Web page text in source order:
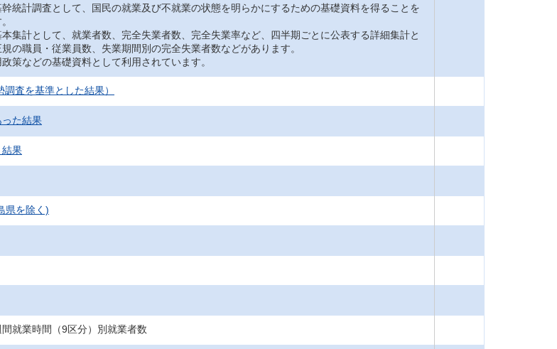
統計調査として、国民の就業及び不就業の状態を明らかにするための基礎資料を得ることを
集計として、就業者数、完全失業者数、完全失業率など、四半期ごとに公表する詳細集計と
の職員・従業員数、失業期間別の完全失業者数などがあります。
策などの基礎資料として利用されています。
査を基準とした結果）
た結果
結果
県を除く)
就業時間（9区分）別就業者数